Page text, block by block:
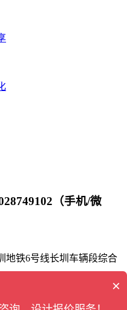
（手机/微
地铁6号线长圳车辆段综合
×